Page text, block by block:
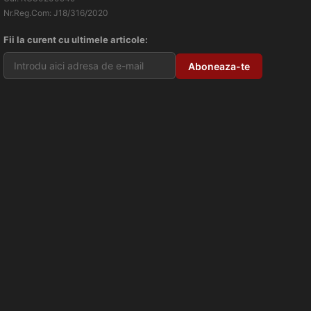
Nr.Reg.Com: J18/316/2020
Fii la curent cu ultimele articole: